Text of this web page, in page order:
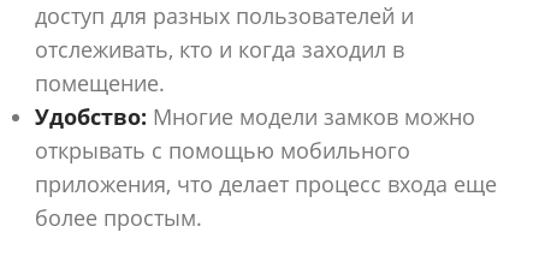
доступ для разных пользователей и
отслеживать, кто и когда заходил в
помещение.
Удобство: Многие модели замков можно
открывать с помощью мобильного
приложения, что делает процесс входа еще
более простым.